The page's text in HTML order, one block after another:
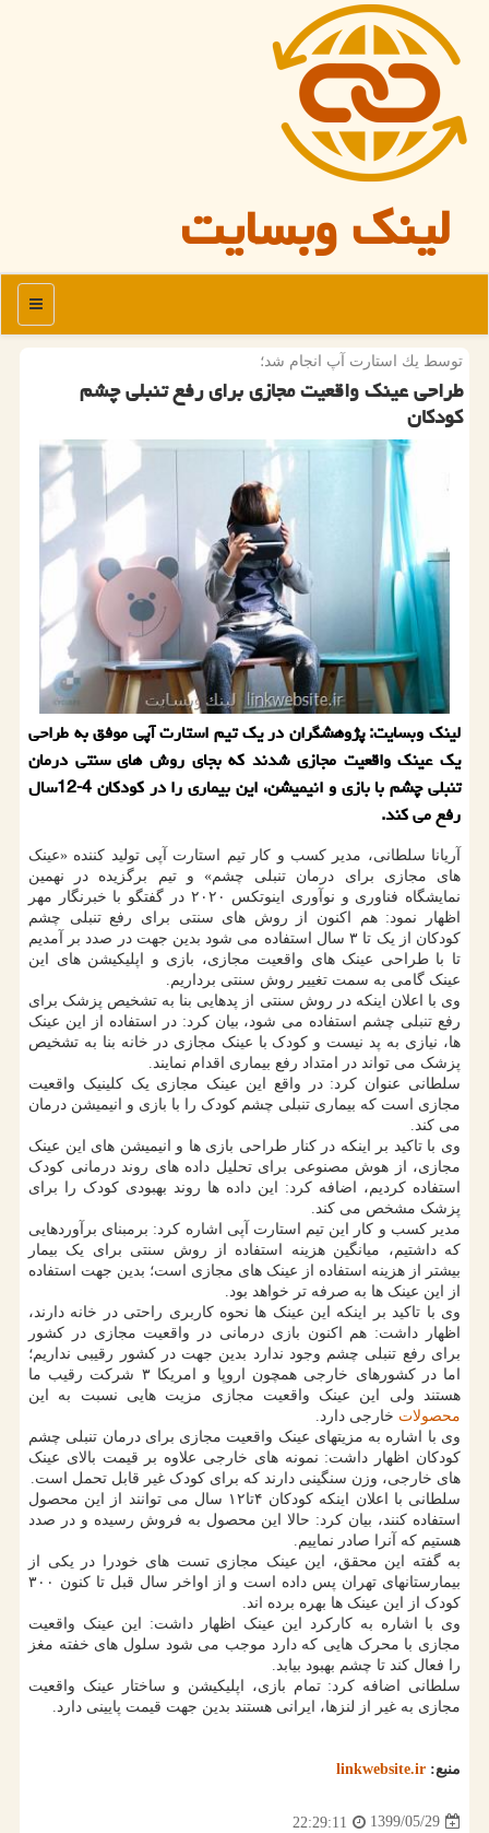
لینک وبسایت
منو
توسط یك استارت آپ انجام شد؛
طراحی عینك واقعیت مجازی برای رفع تنبلی چشم
كودكان
لینك وبسایت: پژوهشگران در یك تیم استارت آپی موفق به طراحی
یك عینك واقعیت مجازی شدند كه بجای روش های سنتی درمان
تنبلی چشم با بازی و انیمیشن، این بیماری را در كودكان 4-12سال
رفع می كند.
آریانا سلطانی، مدیر کسب و کار تیم استارت آپی تولید کننده «عینک
های مجازی برای درمان تنبلی چشم» و تیم برگزیده در نهمین
نمایشگاه فناوری و نوآوری اینوتکس ۲۰۲۰ در گفتگو با خبرنگار مهر
اظهار نمود: هم اکنون از روش های سنتی برای رفع تنبلی چشم
کودکان از یک تا ۳ سال استفاده می شود بدین جهت در صدد بر آمدیم
تا با طراحی عینک های واقعیت مجازی، بازی و اپلیکیشن های این
عینک گامی به سمت تغییر روش سنتی برداریم.
وی با اعلان اینکه در روش سنتی از پدهایی بنا به تشخیص پزشک برای
رفع تنبلی چشم استفاده می شود، بیان کرد: در استفاده از این عینک
ها، نیازی به پد نیست و کودک با عینک مجازی در خانه بنا به تشخیص
پزشک می تواند در امتداد رفع بیماری اقدام نمایند.
سلطانی عنوان کرد: در واقع این عینک مجازی یک کلینیک واقعیت
مجازی است که بیماری تنبلی چشم کودک را با بازی و انیمیشن درمان
می کند.
وی با تاکید بر اینکه در کنار طراحی بازی ها و انیمیشن های این عینک
مجازی، از هوش مصنوعی برای تحلیل داده های روند درمانی کودک
استفاده کردیم، اضافه کرد: این داده ها روند بهبودی کودک را برای
پزشک مشخص می کند.
مدیر کسب و کار این تیم استارت آپی اشاره کرد: برمبنای برآوردهایی
که داشتیم، میانگین هزینه استفاده از روش سنتی برای یک بیمار
بیشتر از هزینه استفاده از عینک های مجازی است؛ بدین جهت استفاده
از این عینک ها به صرفه تر خواهد بود.
وی با تاکید بر اینکه این عینک ها نحوه کاربری راحتی در خانه دارند،
اظهار داشت: هم اکنون بازی درمانی در واقعیت مجازی در کشور
برای رفع تنبلی چشم وجود ندارد بدین جهت در کشور رقیبی نداریم؛
اما در کشورهای خارجی همچون اروپا و امریکا ۳ شرکت رقیب ما
هستند ولی این عینک واقعیت مجازی مزیت هایی نسبت به این
محصولات خارجی دارد.
وی با اشاره به مزیتهای عینک واقعیت مجازی برای درمان تنبلی چشم
کودکان اظهار داشت: نمونه های خارجی علاوه بر قیمت بالای عینک
های خارجی، وزن سنگینی دارند که برای کودک غیر قابل تحمل است.
سلطانی با اعلان اینکه کودکان ۴تا۱۲ سال می توانند از این محصول
استفاده کنند، بیان کرد: حالا این محصول به فروش رسیده و در صدد
هستیم که آنرا صادر نماییم.
به گفته این محقق، این عینک مجازی تست های خودرا در یکی از
بیمارستانهای تهران پس داده است و از اواخر سال قبل تا کنون ۳۰۰
کودک از این عینک ها بهره برده اند.
وی با اشاره به کارکرد این عینک اظهار داشت: این عینک واقعیت
مجازی با محرک هایی که دارد موجب می شود سلول های خفته مغز
را فعال کند تا چشم بهبود بیابد.
سلطانی اضافه کرد: تمام بازی، اپلیکیشن و ساختار عینک واقعیت
مجازی به غیر از لنزها، ایرانی هستند بدین جهت قیمت پایینی دارد.
منبع: linkwebsite.ir
1399/05/29
22:29:11